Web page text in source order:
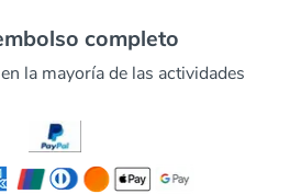
completo
la mayoría de las actividades